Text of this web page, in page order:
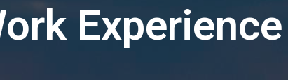
Experience